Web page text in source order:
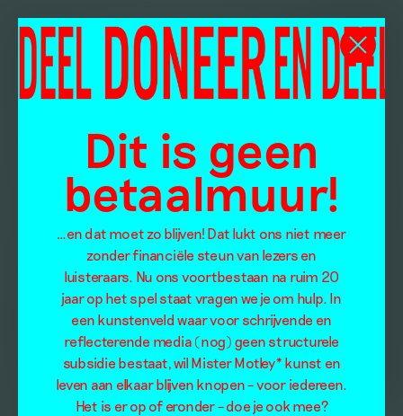
Dit is geen
betaalmuur!
…en dat moet zo blijven! Dat lukt ons niet meer
zonder financiële steun van lezers en
luisteraars. Nu ons voortbestaan na ruim 20
jaar op het spel staat vragen we je om hulp. In
een kunstenveld waar voor schrijvende en
reflecterende media (nog) geen structurele
subsidie bestaat, wil Mister Motley* kunst en
leven aan elkaar blijven knopen – voor iedereen.
Het is er op of eronder – doe je ook mee?